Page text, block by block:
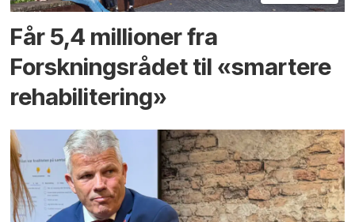
Får 5,4 millioner fra
Forskningsrådet til «smartere
rehabilitering»